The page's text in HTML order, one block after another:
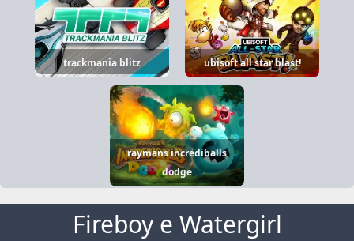
trackmania blitz ubisoft all star blast!
raymans incrediballs
dodge
Fireboy e Watergirl